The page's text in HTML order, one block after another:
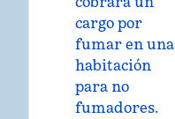
cargo por
fumar en una
habitación
para no
fumadores.